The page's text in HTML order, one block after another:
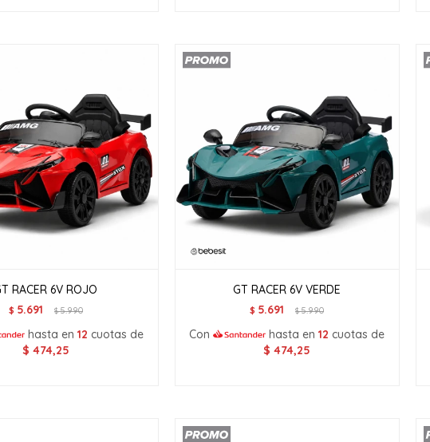
RACER 6V ROJO
$ 5.691 $5.990
hasta en 12 cuotas de
$ 474,25
GT RACER 6V VERDE
$ 5.691 $5.990
Con hasta en12 cuotas de
$ 474,25